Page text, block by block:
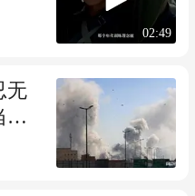
02:49
无
第